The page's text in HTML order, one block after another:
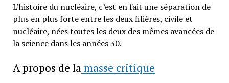
L’histoire du nucléaire, c’est en fait une séparation de
plus en plus forte entre les deux filières, civile et
nucléaire, nées toutes les deux des mêmes avancées de
la science dans les années 30.
A propos de lamasse critique